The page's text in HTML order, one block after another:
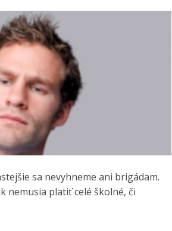
sa nevyhneme ani brigádam.
nemusia platiť celé školné, či